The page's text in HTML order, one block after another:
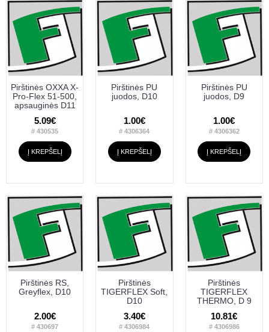
Pirštinės OXXA X-
Pro-Flex 51-500,
apsauginės D11
5.09€
# 430535
Į KREPŠELĮ
Pirštinės PU
juodos, D10
1.00€
# 4306364
Į KREPŠELĮ
Pirštinės PU
juodos, D9
1.00€
# 4306362
Į KREPŠELĮ
Pirštinės RS,
Greyflex, D10
2.00€
# 430697
Pirštinės
TIGERFLEX Soft,
D10
3.40€
# 4306984
Pirštinės
TIGERFLEX
THERMO, D 9
10.81€
# 4306986